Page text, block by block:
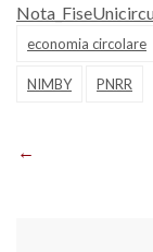
economia circolare
NIMBY PNRR